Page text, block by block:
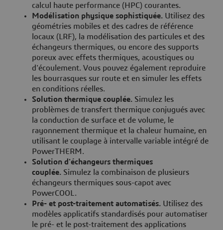
calcul haute performance (HPC) courantes.
Modélisation physique sophistiquée. Utilisez des
géométries mobiles et des cadres de référence
locaux (LRF), la modélisation des particules et des
échangeurs thermiques, ou encore des supports
poreux avec effets thermiques, acoustiques ou
d'écoulement. Vous pouvez également reproduire
les bourrasques sur route et en simuler les effets
en conditions réelles.
Solution thermique couplée. Simulez les
problèmes de transfert thermique conjugués avec
la conduction de surface et de volume, le
rayonnement thermique et la chaleur humaine, en
utilisant le couplage à intervalle variable intégré de
PowerTHERM.
Solution d'échangeurs thermiques
couplée. Simulez la combinaison de plusieurs
échangeurs thermiques sous-capot avec
PowerCOOL.
Pré- et post-traitement automatisés. Utilisez des
modèles applicatifs standardisés pour automatiser
le pré- et le post-traitement des applications